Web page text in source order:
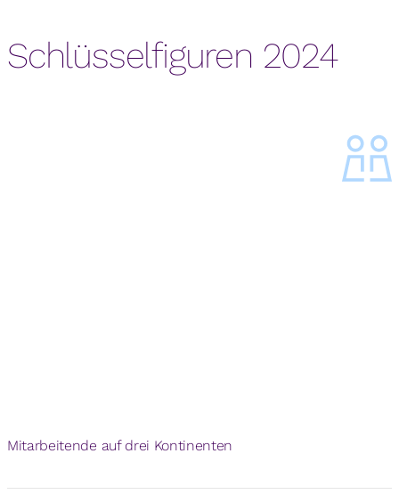
Schlüsselfiguren 2024
Mitarbeitende auf drei Kontinenten